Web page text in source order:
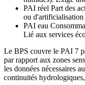
PAI réel Part des
ou d'artificialisation
PAI eau
Lié aux services
Le BPS couvre le PAI 7
par rapport aux zones
les données nécessaires
continuités